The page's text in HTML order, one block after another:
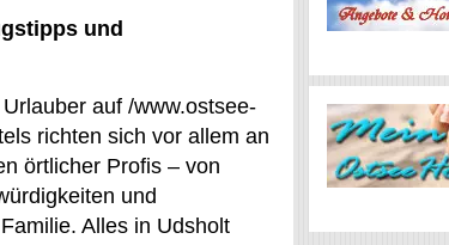
und
auf /www.ostsee-
richten sich vor allem an
örtlicher Profis – von
und
Alles in Udsholt